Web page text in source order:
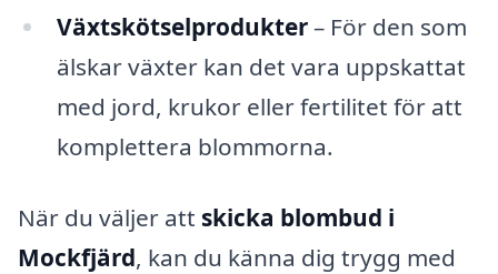
Växtskötselprodukter– För den som
älskar växter kan det vara uppskattat
med jord, krukor eller fertilitet för att
komplettera blommorna.
När du väljer att skicka blombud i
Mockfjärd, kan du känna dig trygg med